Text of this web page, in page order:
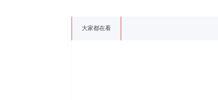
大家都在看